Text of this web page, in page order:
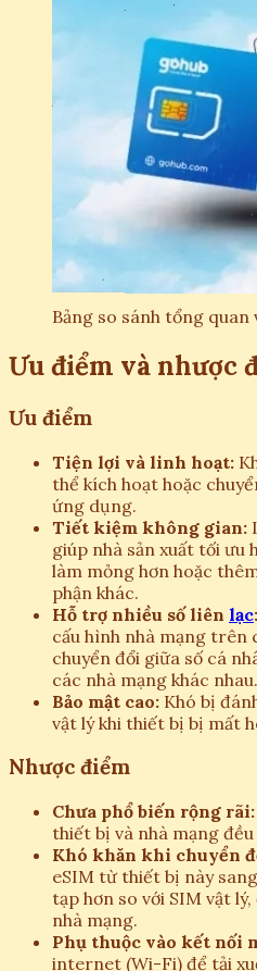
Bảng so sánh tổng quan
Ưu điểm và nhược
Ưu điểm
Tiện lợi và linh hoạt:
thể kích hoạt hoặc
ứng dụng.
Tiết kiệm không gian:
giúp nhà sản xuất tối
làm mỏng hơn hoặc
phận khác.
Hỗ trợ nhiều số liên lạc:
cấu hình nhà mạng trên
chuyển đổi giữa số cá
các nhà mạng khác nhau.
Bảo mật cao: Khó bị
vật lý khi thiết bị bị mất
Nhược điểm
Chưa phổ biến rộng rãi:
thiết bị và nhà mạng
Khó khăn khi chuyển
eSIM từ thiết bị này
tạp hơn so với SIM vật
nhà mạng.
Phụ thuộc vào kết nối
internet (Wi-Fi) để tải